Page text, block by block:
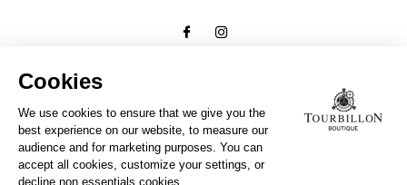
EIN UNTERNEHMEN DER